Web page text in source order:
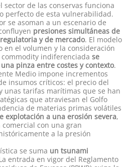
sector de las conservas funciona
perfecto de esta vulnerabilidad.
se asoman a un escenario de
presiones simultáneas de
y de mercado. El modelo
el volumen y la consideración
indiferenciadase
pinza entre costes y contexto.
Medio impone incrementos
insumos críticos: el precio del
unas tarifas marítimas que se han
que atraviesan el Golfo
de materias primas volátiles
explotación a una erosión severa,
con una gran
a la presión
se suma un tsunami
entrada en vigor del Reglamento